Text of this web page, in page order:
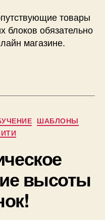
товары
блоков обязательно
магазине.
ШАБЛОНЫ
высоты